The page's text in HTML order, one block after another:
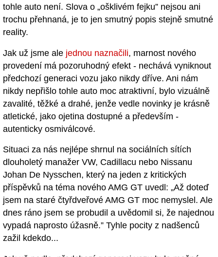
tohle auto není. Slova o „ošklivém fejku” nejsou ani
trochu přehnaná, je to jen smutný popis stejně smutné
reality.
Jak už jsme ale jednou naznačili, marnost nového
provedení má pozoruhodný efekt - nechává vyniknout
předchozí generaci vozu jako nikdy dříve. Ani nám
nikdy nepřišlo tohle auto moc atraktivní, bylo vizuálně
zavalité, těžké a drahé, jenže vedle novinky je krásně
atletické, jako ojetina dostupné a především -
autenticky osmiválcové.
Situaci za nás nejlépe shrnul na sociálních sítích
dlouholetý manažer VW, Cadillacu nebo Nissanu
Johan De Nysschen, který na jeden z kritických
příspěvků na téma nového AMG GT uvedl: „Až doteď
jsem na staré čtyřdveřové AMG GT moc nemyslel. Ale
dnes ráno jsem se probudil a uvědomil si, že najednou
vypadá naprosto úžasně.” Tyhle pocity z nadšenců
zažil kdekdo...